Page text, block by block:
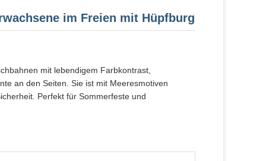
im Freien mit Hüpfburg
mit lebendigem Farbkontrast,
an den Seiten. Sie ist mit Meeresmotiven
Perfekt für Sommerfeste und